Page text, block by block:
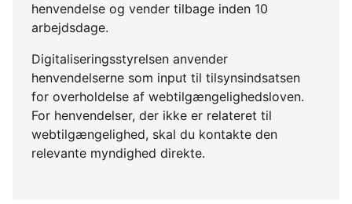
henvendelse og vender tilbage inden 10
arbejdsdage.
Digitaliseringsstyrelsen anvender
henvendelserne som input til tilsynsindsatsen
for overholdelse af webtilgængelighedsloven.
For henvendelser, der ikke er relateret til
webtilgængelighed, skal du kontakte den
relevante myndighed direkte.